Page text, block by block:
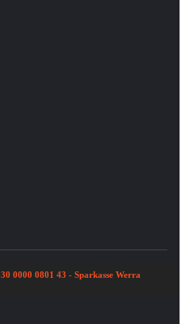
0000 0801 43 - Sparkasse Werra